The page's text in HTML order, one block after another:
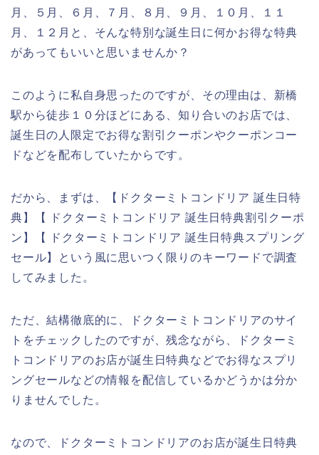
月、５月、６月、７月、８月、９月、１０月、１１
月、１２月と、そんな特別な誕生日に何かお得な特典
があってもいいと思いませんか？
このように私自身思ったのですが、その理由は、新橋
駅から徒歩１０分ほどにある、知り合いのお店では、
誕生日の人限定でお得な割引クーポンやクーポンコー
ドなどを配布していたからです。
だから、まずは、【ドクターミトコンドリア 誕生日特
典】【 ドクターミトコンドリア 誕生日特典割引クーポ
ン】【 ドクターミトコンドリア 誕生日特典スプリング
セール】という風に思いつく限りのキーワードで調査
してみました。
ただ、結構徹底的に、ドクターミトコンドリアのサイ
トをチェックしたのですが、残念ながら、ドクターミ
トコンドリアのお店が誕生日特典などでお得なスプリ
ングセールなどの情報を配信しているかどうかは分か
りませんでした。
なので、ドクターミトコンドリアのお店が誕生日特典